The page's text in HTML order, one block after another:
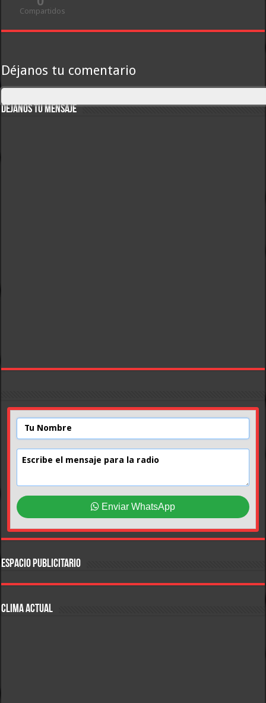
Compartidos
Déjanos tu comentario
DEJANOS TU MENSAJE
Enviar WhatsApp
ESPACIO PUBLICITARIO
CLIMA ACTUAL